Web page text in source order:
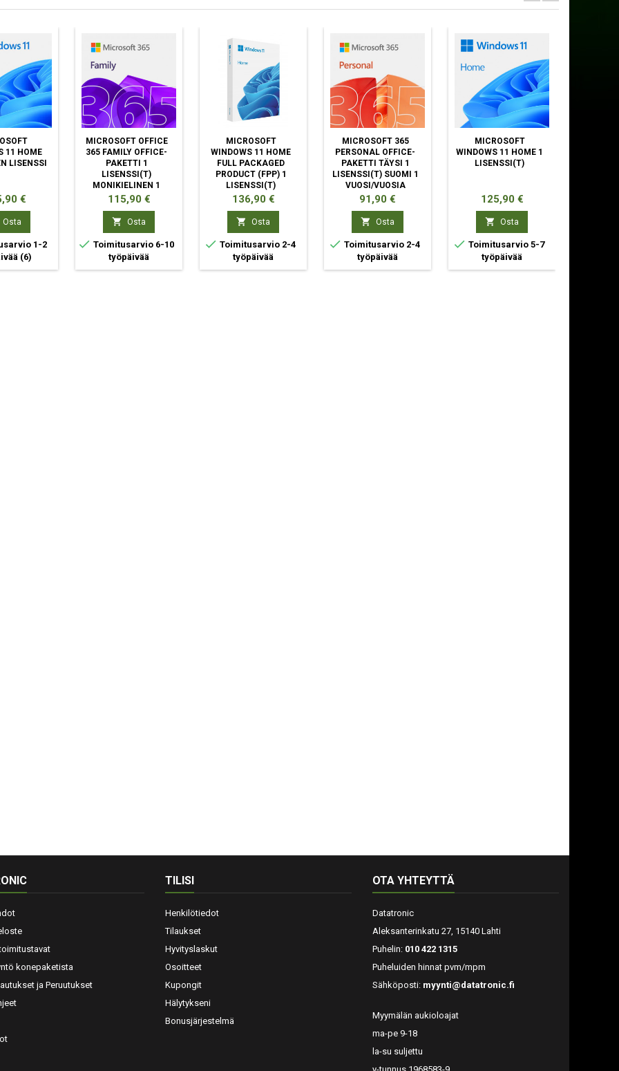
11 HOME
LISENSSI
€
Osta
1-2
(6)
MICROSOFT OFFICE
365 FAMILY OFFICE-
PAKETTI 1
LISENSSI(T)
MONIKIELINEN 1
VUOSI/VUOSIA
Hinta
115,90 €
 Osta
 Toimitusarvio 6-10
työpäivää
MICROSOFT
WINDOWS 11 HOME
FULL PACKAGED
PRODUCT (FPP) 1
LISENSSI(T)
Hinta
136,90 €
 Osta
 Toimitusarvio 2-4
työpäivää
MICROSOFT 365
PERSONAL OFFICE-
PAKETTI TÄYSI 1
LISENSSI(T) SUOMI 1
VUOSI/VUOSIA
Hinta
91,90 €
 Osta
 Toimitusarvio 2-4
työpäivää
MICROSOFT
WINDOWS 11 HOME 1
LISENSSI(T)
Hinta
125,90 €
 Osta
 Toimitusarvio 5-7
työpäivää
konepaketista
ja Peruutukset
TILISI
Henkilötiedot
Tilaukset
Hyvityslaskut
Osoitteet
Kupongit
Hälytykseni
Bonusjärjestelmä
OTA YHTEYTTÄ
Datatronic
Aleksanterinkatu 27, 15140 Lahti
Puhelin: 010 422 1315
Puheluiden hinnat pvm/mpm
Sähköposti: myynti@datatronic.fi
Myymälän aukioloajat
ma-pe 9-18
la-su suljettu